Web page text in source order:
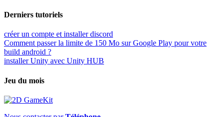
Derniers tutoriels
créer un compte et installer discord
Comment passer la limite de 150 Mo sur Google Play pour votre
build android ?
installer Unity avec Unity HUB
Jeu du mois